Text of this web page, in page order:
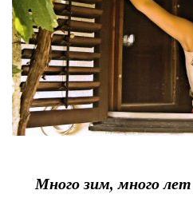
Много зим, много